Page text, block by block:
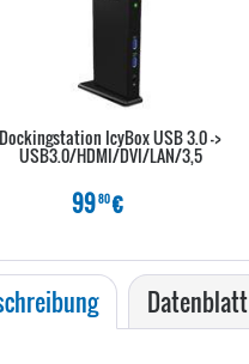
Dockingstation IcyBox USB 3.0 ->
USB3.0/HDMI/DVI/LAN/3,5
9980€
Datenblatt